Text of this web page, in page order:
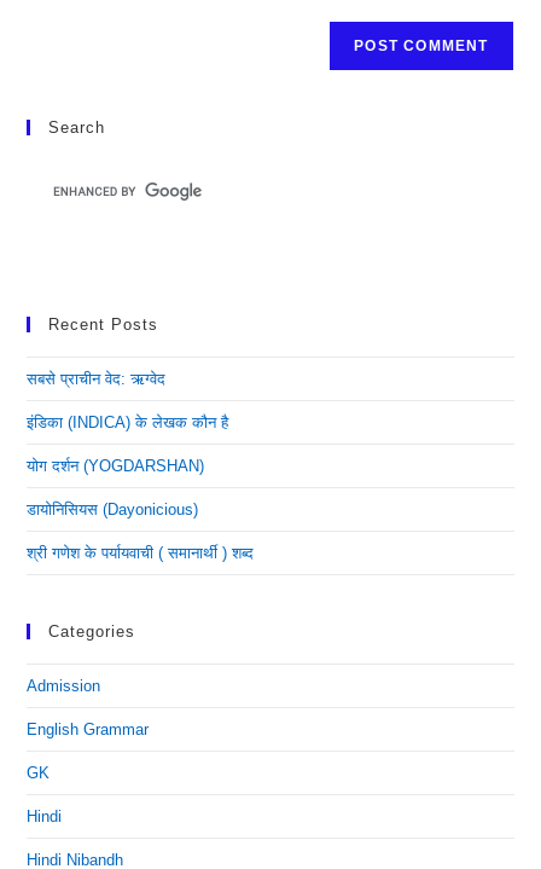
Search
Recent Posts
सबसे प्राचीन वेद: ऋग्वेद
इंडिका (INDICA) के लेखक कौन है
योग दर्शन (YOGDARSHAN)
डायोनिसियस (dayonicious)
श्री गणेश के पर्यायवाची ( समानार्थी ) शब्द
Categories
Admission
English Grammar
GK
Hindi
Hindi Nibandh